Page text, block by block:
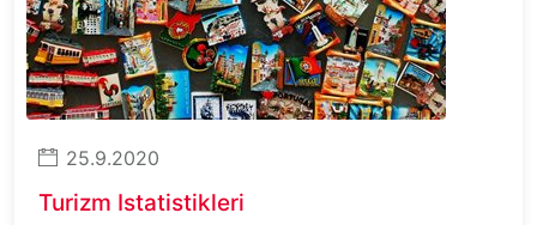
25.9.2020
Turizm Istatistikleri